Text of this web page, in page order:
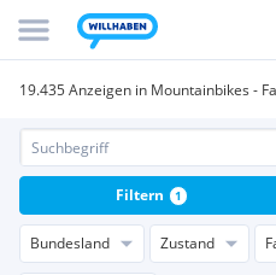
19.435 Anzeigen in Mountainbikes -
Bundesland Zustand
Filtern 1